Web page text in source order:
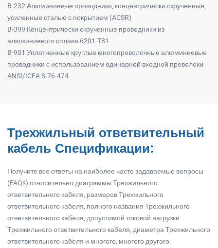
B-232 Алюминиевые проводники, концентрически скрученные,
усиленные сталью с покрытием (ACSR)
B-399 Концентрически скрученные проводники из
алюминиевого сплава 6201-T81
B-901 Уплотненные круглые многопроволочные алюминиевые
проводники с использованием одинарной входной проволоки
ANSI/ICEA S-76-474
Трехжильный ответвительный
кабель Спецификации:
Получите все ответы на наиболее часто задаваемые вопросы
(FAQs) относительно диаграммы Трехжильного
ответвительного кабеля, размеров Трехжильного
ответвительного кабеля, полного названия Трехжильного
ответвительного кабеля, допустимой токовой нагрузки
Трехжильного ответвительного кабеля, диаметра Трехжильного
ответвительного кабеля и многого, многого другого.